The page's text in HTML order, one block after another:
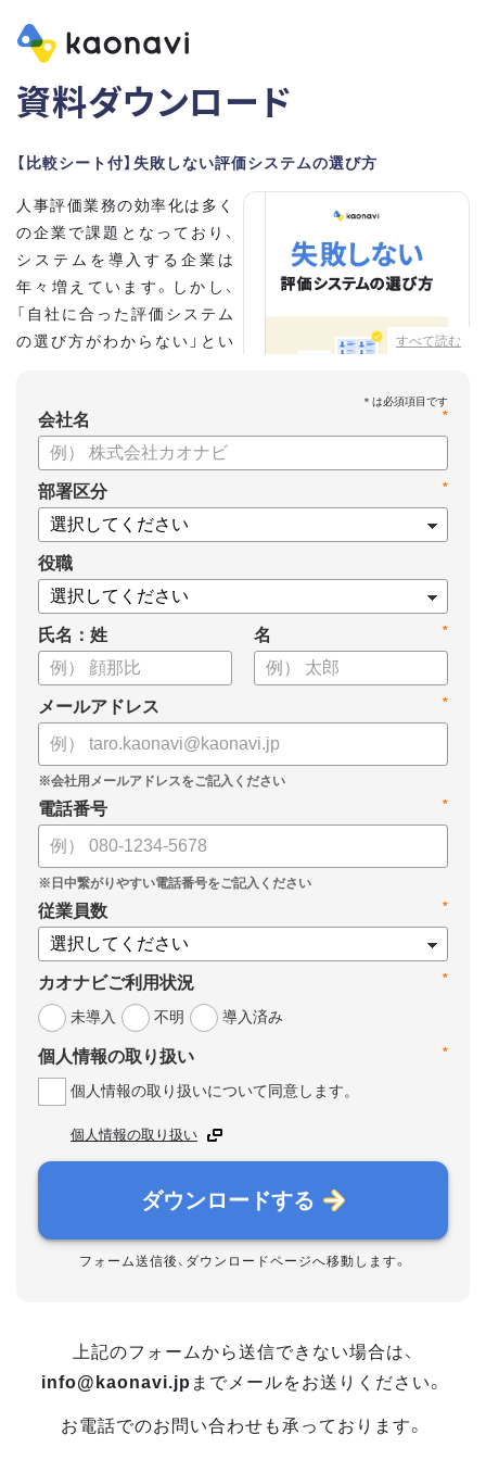
資料ダウンロード
【比較シート付】失敗しない評価システムの選び方
すべて読む
人事評価業務の効率化は多く
の企業で課題となっており、
システムを導入する企業は
年々増えています。しかし、
「自社に合った評価システム
の選び方がわからない」とい
こちらの資料では、
・人事評価システムが必要な企業の特徴
・導入検討に必要な3つの視点
・7つの選定ポイント
についてまとめましたので、ぜひお役立てください。
*
会社名
*
部署区分
役職
氏名：姓 *
名
*
メールアドレス
*
電話番号
*
従業員数
*
カオナビご利用状況
未導入
不明 導入済み
*
個人情報の取り扱い
個人情報の取り扱いについて同意します。
個人情報の取り扱い
ダウンロードする
フォーム送信後、ダウンロードページへ移動します。
上記のフォームから送信できない場合は、
info@kaonavi.jp までメールをお送りください。
お電話でのお問い合わせも承っております。